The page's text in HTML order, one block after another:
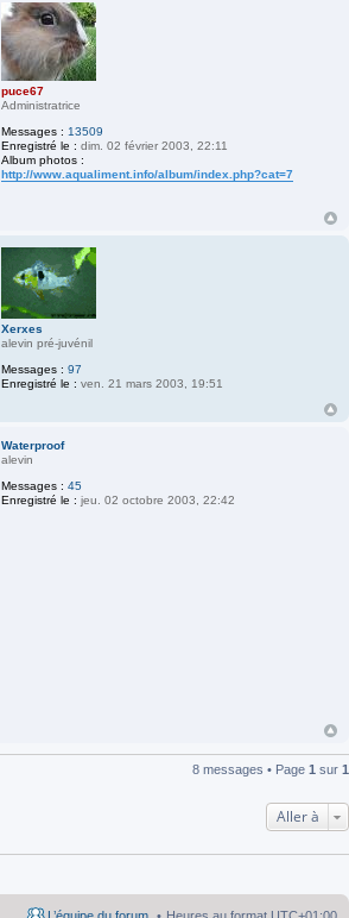
puce67
Administratrice
Messages : 13509
Enregistré le : dim. 02 février 2003, 22:11
Album photos :
http://www.aqualiment.info/album/index.php?cat=7
Xerxes
alevin pré-juvénil
Messages : 97
Enregistré le : ven. 21 mars 2003, 19:51
Waterproof
alevin
Messages : 45
Enregistré le : jeu. 02 octobre 2003, 22:42
8 messages • Page 1 sur 1
Aller à